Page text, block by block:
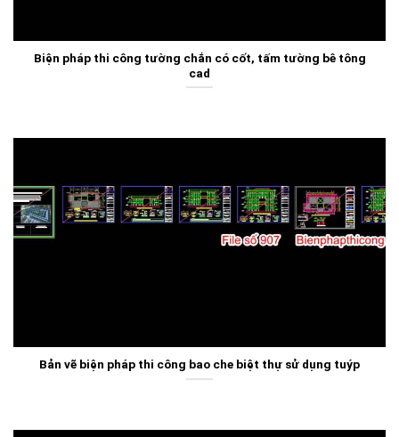
Biện pháp thi công tường chắn có cốt, tấm tường bê tông
cad
Bản vẽ biện pháp thi công bao che biệt thự sử dụng tuýp